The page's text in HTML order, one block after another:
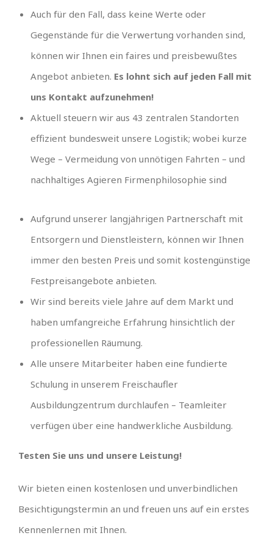
Auch für den Fall, dass keine Werte oder
Gegenstände für die Verwertung vorhanden sind,
können wir Ihnen ein faires und preisbewußtes
Angebot anbieten. Es lohnt sich auf jeden Fall mit
uns Kontakt aufzunehmen!
Aktuell steuern wir aus 43 zentralen Standorten
effizient bundesweit unsere Logistik; wobei kurze
Wege – Vermeidung von unnötigen Fahrten – und
nachhaltiges Agieren Firmenphilosophie sind
Aufgrund unserer langjährigen Partnerschaft mit
Entsorgern und Dienstleistern, können wir Ihnen
immer den besten Preis und somit kostengünstige
Festpreisangebote anbieten.
Wir sind bereits viele Jahre auf dem Markt und
haben umfangreiche Erfahrung hinsichtlich der
professionellen Räumung.
Alle unsere Mitarbeiter haben eine fundierte
Schulung in unserem Freischaufler
Ausbildungzentrum durchlaufen – Teamleiter
verfügen über eine handwerkliche Ausbildung.
Testen Sie uns und unsere Leistung!
Wir bieten einen kostenlosen und unverbindlichen
Besichtigungstermin an und freuen uns auf ein erstes
Kennenlernen mit Ihnen.